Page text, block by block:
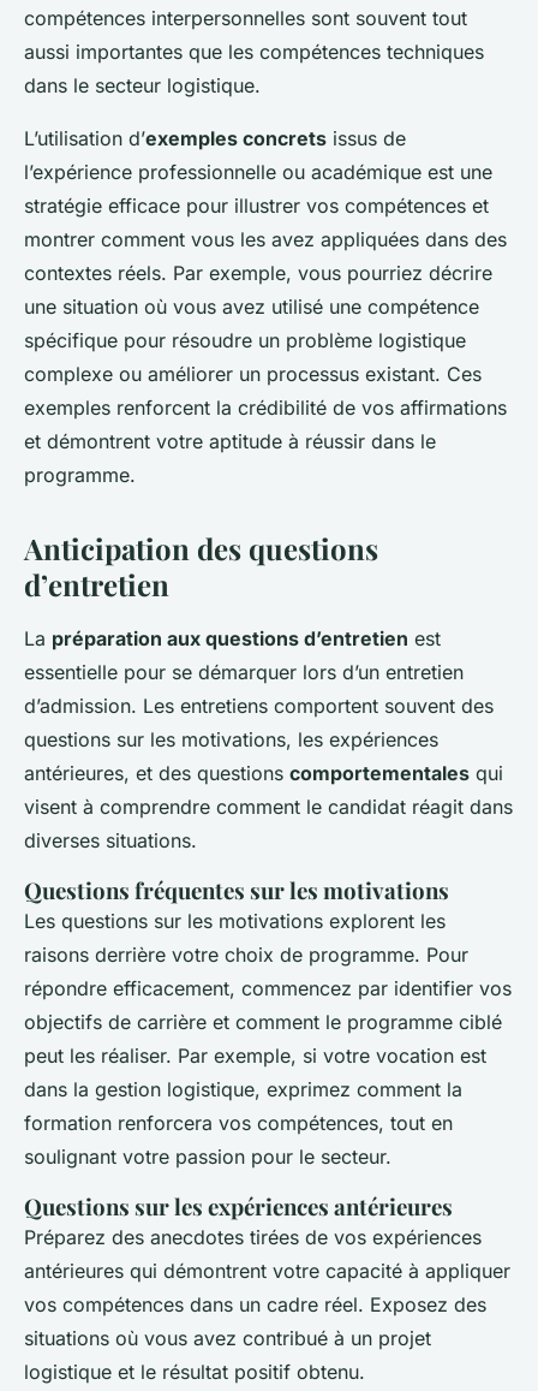
compétences interpersonnelles sont souvent tout
aussi importantes que les compétences techniques
dans le secteur logistique.
L’utilisation d’exemples concrets issus de
l’expérience professionnelle ou académique est une
stratégie efficace pour illustrer vos compétences et
montrer comment vous les avez appliquées dans des
contextes réels. Par exemple, vous pourriez décrire
une situation où vous avez utilisé une compétence
spécifique pour résoudre un problème logistique
complexe ou améliorer un processus existant. Ces
exemples renforcent la crédibilité de vos affirmations
et démontrent votre aptitude à réussir dans le
programme.
Anticipation des questions
d’entretien
La préparation aux questions d’entretien est
essentielle pour se démarquer lors d’un entretien
d’admission. Les entretiens comportent souvent des
questions sur les motivations, les expériences
antérieures, et des questions comportementales qui
visent à comprendre comment le candidat réagit dans
diverses situations.
Questions fréquentes sur les motivations
Les questions sur les motivations explorent les
raisons derrière votre choix de programme. Pour
répondre efficacement, commencez par identifier vos
objectifs de carrière et comment le programme ciblé
peut les réaliser. Par exemple, si votre vocation est
dans la gestion logistique, exprimez comment la
formation renforcera vos compétences, tout en
soulignant votre passion pour le secteur.
Questions sur les expériences antérieures
Préparez des anecdotes tirées de vos expériences
antérieures qui démontrent votre capacité à appliquer
vos compétences dans un cadre réel. Exposez des
situations où vous avez contribué à un projet
logistique et le résultat positif obtenu.